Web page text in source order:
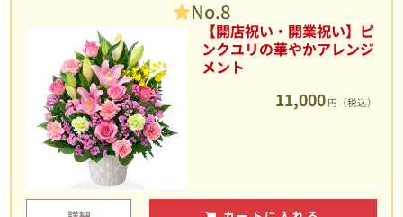
No.8
【開店祝い・開業祝い】ピ
ンクユリの華やかアレンジ
メント
11,000 円（税込）